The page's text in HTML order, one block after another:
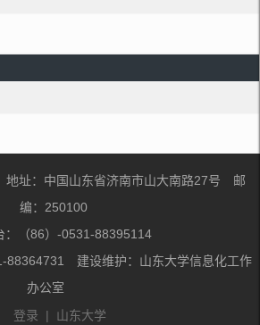
址：中国山东省济南市山大南路27号 邮
编：250100
：（86）-0531-88395114
88364731 建设维护：山东大学信息化工作
办公室
登录 | 山东大学